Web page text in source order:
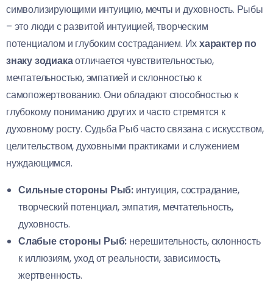
символизирующими интуицию, мечты и духовность. Рыбы
– это люди с развитой интуицией, творческим
потенциалом и глубоким состраданием. Иххарактер по
знаку зодиакаотличается чувствительностью,
мечтательностью, эмпатией и склонностью к
самопожертвованию. Они обладают способностью к
глубокому пониманию других и часто стремятся к
духовному росту. Судьба Рыб часто связана с искусством,
целительством, духовными практиками и служением
нуждающимся.
Сильные стороны Рыб: интуиция, сострадание,
творческий потенциал, эмпатия, мечтательность,
духовность.
Слабые стороны Рыб: нерешительность, склонность
к иллюзиям, уход от реальности, зависимость,
жертвенность.